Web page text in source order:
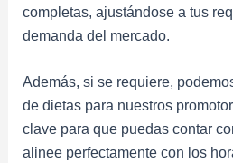
completas, ajustándose a tus
demanda del mercado.
Además, si se requiere,
de dietas para nuestros
clave para que puedas contar
alinee perfectamente con los